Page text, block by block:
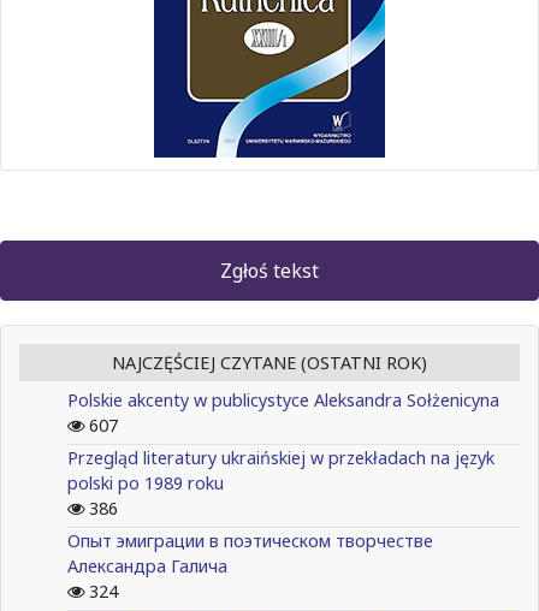
Zgłoś tekst
NAJCZĘŚCIEJ CZYTANE (OSTATNI ROK)
Polskie akcenty w publicystyce Aleksandra Sołżenicyna
607
Przegląd literatury ukraińskiej w przekładach na język
polski po 1989 roku
386
Опыт эмиграции в поэтическом творчестве
Александра Галича
324